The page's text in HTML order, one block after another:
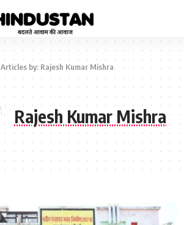
Articles by: Rajesh Kumar Mishra
Rajesh Kumar Mishra